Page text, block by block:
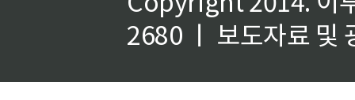
2680 ㅣ 보도자료